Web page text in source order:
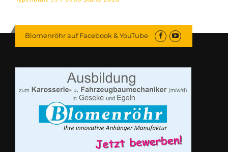
Blomenröhr auf Facebook & YouTube